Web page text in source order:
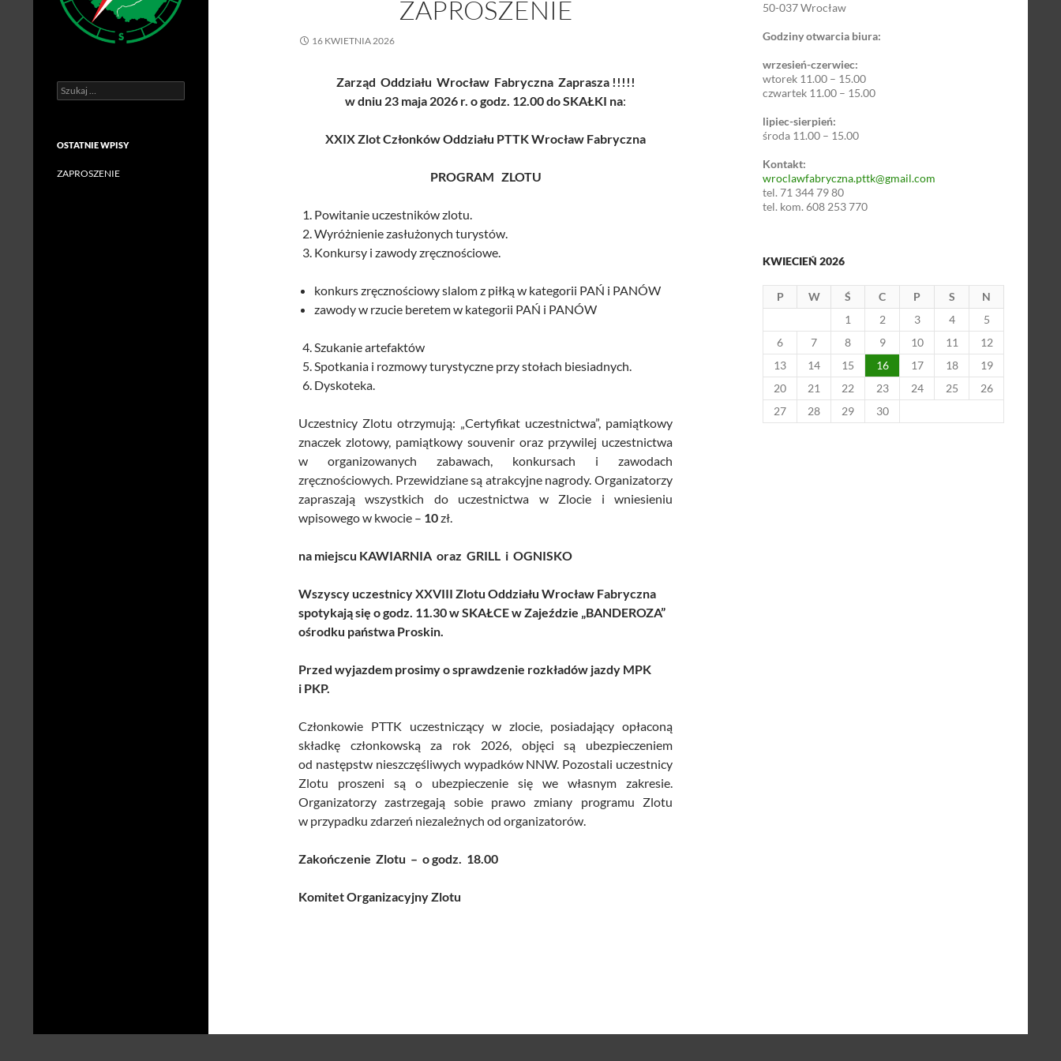
ZAPROSZENIE
16 KWIETNIA 2026
Zarząd Oddziału Wrocław Fabryczna Zaprasza !!!!!
w dniu 23 maja 2026 r. o godz. 12.00 doSKAŁKI na:
XXIX Zlot Członków Oddziału PTTK Wrocław Fabryczna
PROGRAM ZLOTU
Powitanie uczestników zlotu.
Wyróżnienie zasłużonych turystów.
Konkursy i zawody zręcznościowe.
konkurs zręcznościowy slalom z piłką w kategorii PAŃ i PANÓW
zawody w rzucie beretem w kategorii PAŃ i PANÓW
Szukanie artefaktów
Spotkania i rozmowy turystyczne przy stołach biesiadnych.
Dyskoteka.
Uczestnicy Zlotu otrzymują: „Certyfikat uczestnictwa”, pamiątkowy
znaczek zlotowy, pamiątkowy souvenir oraz przywilej uczestnictwa
w organizowanych zabawach, konkursach i zawodach
zręcznościowych. Przewidziane są atrakcyjne nagrody. Organizatorzy
zapraszają wszystkich do uczestnictwa w Zlocie i wniesieniu
wpisowego w kwocie – 10zł.
na miejscu KAWIARNIA oraz GRILL i OGNISKO
Wszyscy uczestnicy XXVIII Zlotu Oddziału Wrocław Fabryczna
spotykają się o godz. 11.30w SKAŁCE w Zajeździe „BANDEROZA”
ośrodku państwa Proskin.
Przed wyjazdem prosimy o sprawdzenie rozkładów jazdy MPK
i PKP.
Członkowie PTTK uczestniczący w zlocie, posiadający opłaconą
składkę członkowską za rok 2026, objęci są ubezpieczeniem
od następstw nieszczęśliwych wypadków NNW. Pozostali uczestnicy
Zlotu proszeni są o ubezpieczenie się we własnym zakresie.
Organizatorzy zastrzegają sobie prawo zmiany programu Zlotu
w przypadku zdarzeń niezależnych od organizatorów.
Zakończenie Zlotu – o godz. 18.00
Komitet Organizacyjny Zlotu
50-037 Wrocław
Godziny otwarcia biura:
wrzesień-czerwiec:
wtorek 11.00 – 15.00
czwartek 11.00 – 15.00
lipiec-sierpień:
środa 11.00 – 15.00
Kontakt:
wroclawfabryczna.pttk@gmail.com
tel. 71 344 79 80
tel. kom. 608 253 770
KWIECIEŃ 2026
P W Ś C P S
N
1
2 3 4
5
6
7 8 9 10 11
12
13
14 15 16 17 18
19
20
21 22 23 24 25
26
27
28 29 30
Szukaj:
OSTATNIE WPISY
ZAPROSZENIE